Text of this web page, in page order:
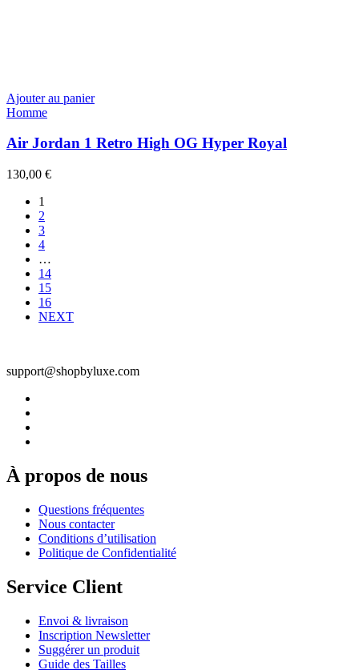
Ajouter au panier
Homme
Air Jordan 1 Retro High OG Hyper Royal
130,00 €
1
2
3
4
…
14
15
16
NEXT
support@shopbyluxe.com
À propos de nous
Questions fréquentes
Nous contacter
Conditions d’utilisation
Politique de Confidentialité
Service Client
Envoi & livraison
Inscription Newsletter
Suggérer un produit
Guide des Tailles